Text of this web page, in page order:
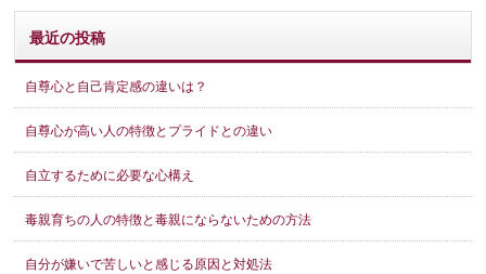
ス
最近の投稿
自尊心と自己肯定感の違いは？
自尊心が高い人の特徴とプライドとの違い
自立するために必要な心構え
毒親育ちの人の特徴と毒親にならないための方法
自分が嫌いで苦しいと感じる原因と対処法